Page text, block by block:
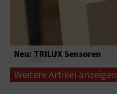
Neu: TRILUX Sensoren
Weitere Artikel anzeigen